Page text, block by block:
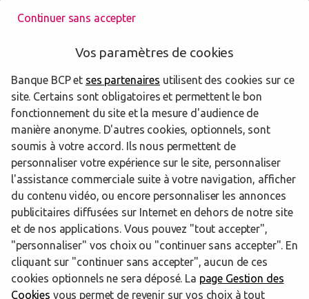
Les agences Banque BCP dans les
départements limitrophes
77 Seine-et-Marne
91 Essonne
Trouver une agence Banque BCP Loiret Saint Jean de Braye
Powered by
www.banquebcp.fr
Continuer sans accepter
Vos paramètres de cookies
Banque BCP et ses partenaires utilisent des cookies sur ce
site. Certains sont obligatoires et permettent le bon
fonctionnement du site et la mesure d'audience de
manière anonyme. D'autres cookies, optionnels, sont
soumis à votre accord. Ils nous permettent de
personnaliser votre expérience sur le site, personnaliser
l'assistance commerciale suite à votre navigation, afficher
du contenu vidéo, ou encore personnaliser les annonces
publicitaires diffusées sur Internet en dehors de notre site
et de nos applications. Vous pouvez "tout accepter",
"personnaliser" vos choix ou "continuer sans accepter". En
cliquant sur "continuer sans accepter", aucun de ces
cookies optionnels ne sera déposé. La page Gestion des
Cookies vous permet de revenir sur vos choix à tout